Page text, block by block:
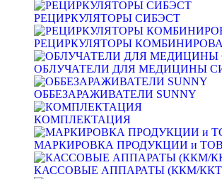
РЕЦИРКУЛЯТОРЫ СИБЭСТ
РЕЦИРКУЛЯТОРЫ
ОБЛУЧАТЕЛИ ДЛЯ МЕДИЦИНЫ
ОББЕЗАРАЖИВАТЕЛИ SUNNY
КОМПЛЕКТАЦИЯ
МАРКИРОВКА ПРОДУКЦИИ и
КАССОВЫЕ АППАРАТЫ (ККМ/